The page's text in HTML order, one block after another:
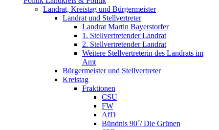
Landrat, Kreistag und Bürgermeister
Landrat und Stellvertreter
Landrat Martin Bayerstorfer
1. Stellvertretender Landrat
2. Stellvertretender Landrat
Weitere Stellvertreterin des Landrats im
Amt
Bürgermeister und Stellvertreter
Kreistag
Fraktionen
CSU
FW
AfD
Bündnis 90´/ Die Grünen